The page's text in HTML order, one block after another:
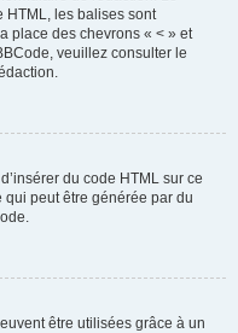
HTML, les balises sont
place des chevrons « < » et
veuillez consulter le
du code HTML sur ce
peut être générée par du
être utilisées grâce à un